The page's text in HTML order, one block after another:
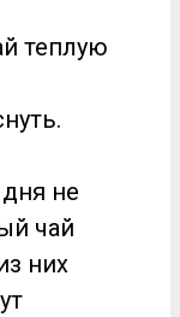
теплую
не
чай
них